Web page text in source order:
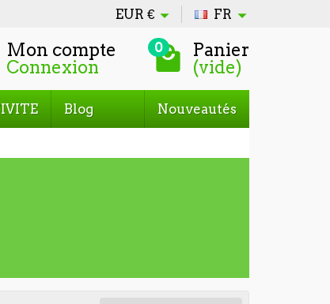
EUR € FR
Mon compte
Connexion
0 Panier
(vide)
Blog Nouveautés